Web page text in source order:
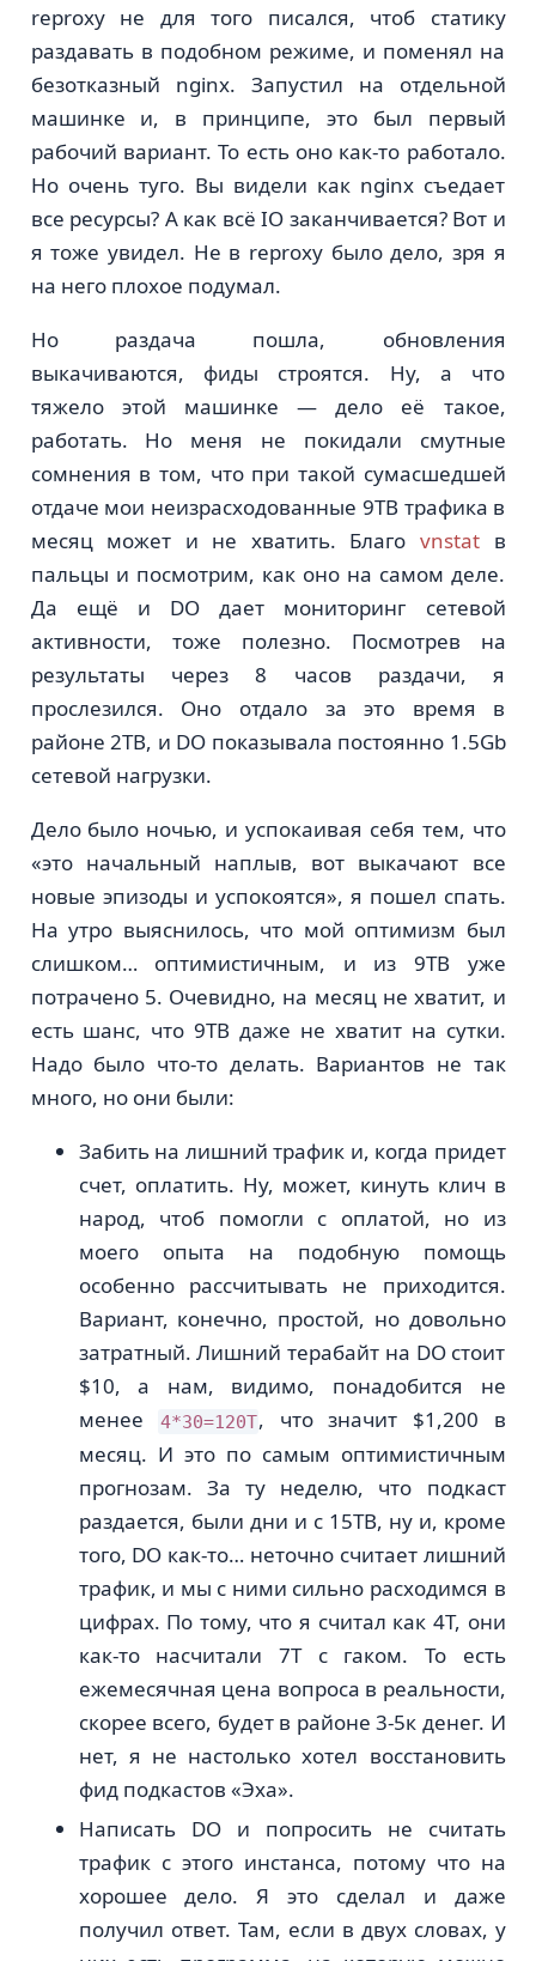
reproxy не для того писался, чтоб статику
раздавать в подобном режиме, и поменял на
безотказный nginx. Запустил на отдельной
машинке и, в принципе, это был первый
рабочий вариант. То есть оно как-то работало.
Но очень туго. Вы видели как nginx съедает
все ресурсы? А как всё IO заканчивается? Вот и
я тоже увидел. Не в reproxy было дело, зря я
на него плохое подумал.
Но раздача пошла, обновления
выкачиваются, фиды строятся. Ну, а что
тяжело этой машинке — дело её такое,
работать. Но меня не покидали смутные
сомнения в том, что при такой сумасшедшей
отдаче мои неизрасходованные 9ТB трафика в
месяц может и не хватить. Благо vnstatв
пальцы и посмотрим, как оно на самом деле.
Да ещё и DO дает мониторинг сетевой
активности, тоже полезно. Посмотрев на
результаты через 8 часов раздачи, я
прослезился. Оно отдало за это время в
районе 2ТB, и DO показывала постоянно 1.5Gb
сетевой нагрузки.
Дело было ночью, и успокаивая себя тем, что
«это начальный наплыв, вот выкачают все
новые эпизоды и успокоятся», я пошел спать.
На утро выяснилось, что мой оптимизм был
слишком… оптимистичным, и из 9ТB уже
потрачено 5. Очевидно, на месяц не хватит, и
есть шанс, что 9ТB даже не хватит на сутки.
Надо было что-то делать. Вариантов не так
много, но они были:
Забить на лишний трафик и, когда придет
счет, оплатить. Ну, может, кинуть клич в
народ, чтоб помогли с оплатой, но из
моего опыта на подобную помощь
особенно рассчитывать не приходится.
Вариант, конечно, простой, но довольно
затратный. Лишний терабайт на DO стоит
$10, а нам, видимо, понадобится не
менее
4*30=120Т, что значит $1,200 в
месяц. И это по самым оптимистичным
прогнозам. За ту неделю, что подкаст
раздается, были дни и с 15ТB, ну и, кроме
того, DO как-то… неточно считает лишний
трафик, и мы с ними сильно расходимся в
цифрах. По тому, что я считал как 4Т, они
как-то насчитали 7T с гаком. То есть
ежемесячная цена вопроса в реальности,
скорее всего, будет в районе 3-5к денег. И
нет, я не настолько хотел восстановить
фид подкастов «Эха».
Написать DO и попросить не считать
трафик с этого инстанса, потому что на
хорошее дело. Я это сделал и даже
получил ответ. Там, если в двух словах, у